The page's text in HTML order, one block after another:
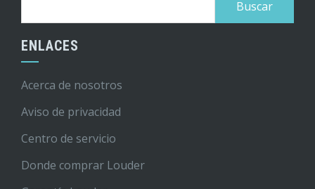
ENLACES
Acerca de nosotros
Aviso de privacidad
Centro de servicio
Donde comprar Louder